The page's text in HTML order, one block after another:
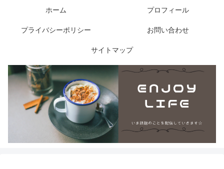
ホーム プロフィール
プライバシーポリシー お問い合わせ
サイトマップ